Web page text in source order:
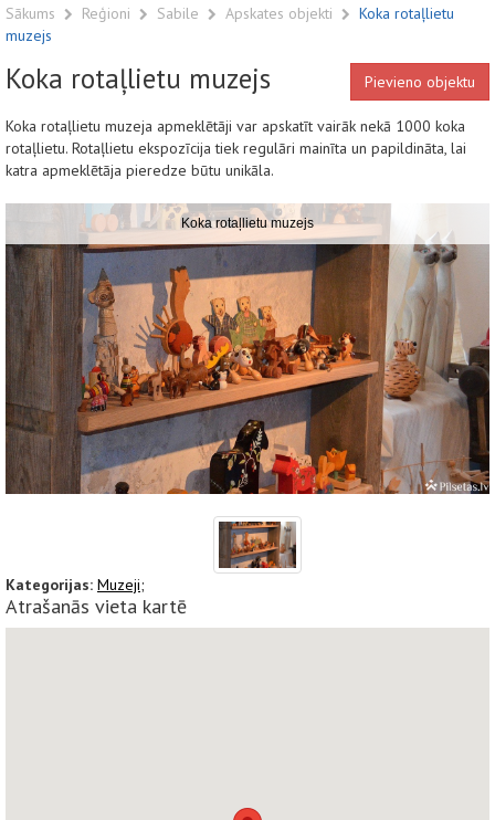
Sākums Reģioni Sabile Apskates objekti
Koka rotaļlietu
muzejs
Koka rotaļlietu muzejs Pievieno objektu
Koka rotaļlietu muzeja apmeklētāji var apskatīt vairāk nekā 1000 koka
rotaļlietu. Rotaļlietu ekspozīcija tiek regulāri mainīta un papildināta, lai
katra apmeklētāja pieredze būtu unikāla.
Koka rotaļlietu muzejs
Kategorijas: Muzeji;
Atrašanās vieta kartē